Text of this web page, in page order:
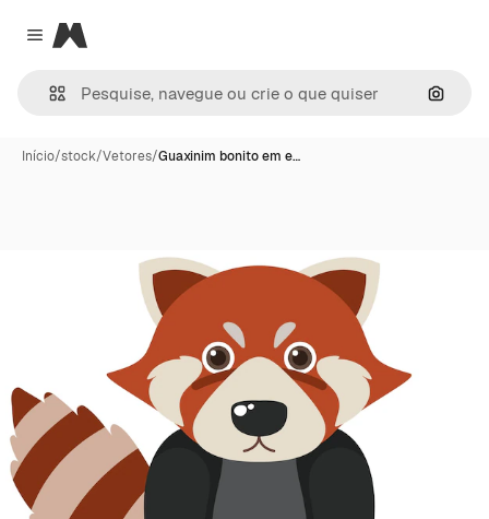
Close menu
Magnific
Início/stock/Vetores/Guaxinim bonito em e…